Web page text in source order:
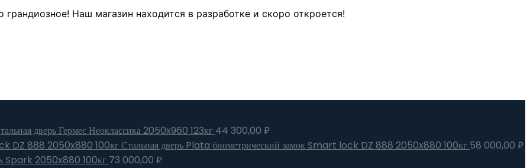
грандиозное! Наш магазин находится в разработке и скоро откроется!
дверь Гермес Неоклассика 2050x960 123кг 44 300,00 ₽
Стальная дверь Plata биометрический замок Smart lock DZ 888 2050x880 100кг 58 000,00 ₽
Spark 2050x880 100кг 73 000,00 ₽